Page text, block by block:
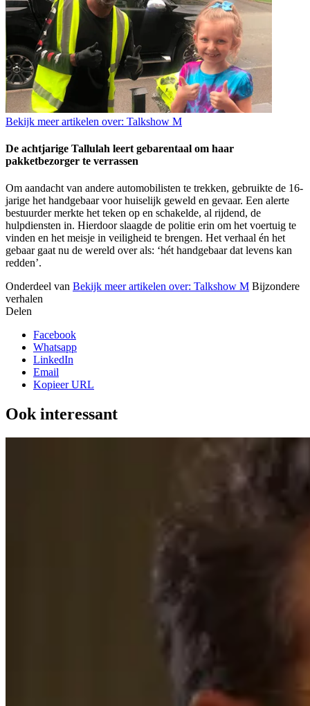
Bekijk meer artikelen over: Talkshow M
De achtjarige Tallulah leert gebarentaal om haar
pakketbezorger te verrassen
Om aandacht van andere automobilisten te trekken, gebruikte de 16-
jarige het handgebaar voor huiselijk geweld en gevaar. Een alerte
bestuurder merkte het teken op en schakelde, al rijdend, de
hulpdiensten in. Hierdoor slaagde de politie erin om het voertuig te
vinden en het meisje in veiligheid te brengen. Het verhaal én het
gebaar gaat nu de wereld over als: ‘hét handgebaar dat levens kan
redden’.
Onderdeel van Bekijk meer artikelen over: Talkshow M Bijzondere
verhalen
Delen
Facebook
Whatsapp
LinkedIn
Email
Kopieer URL
Ook interessant